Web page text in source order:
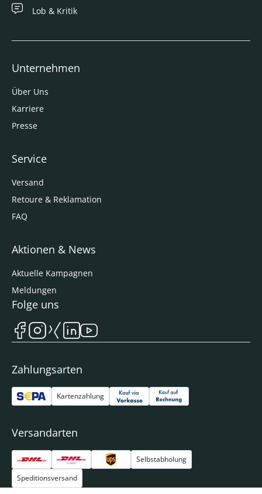
Lob & Kritik
Unternehmen
Über Uns
Karriere
Presse
Service
Versand
Retoure & Reklamation
FAQ
Aktionen & News
Aktuelle Kampagnen
Meldungen
Zahlungsarten
Kartenzahlung
Versandarten
Selbstabholung
Speditionsversand
Folge uns